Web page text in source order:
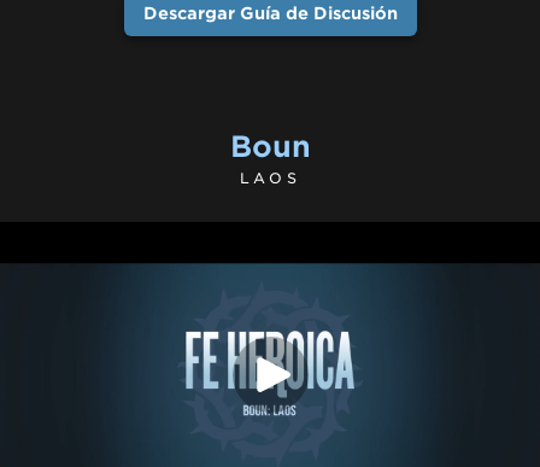
Descargar Guía de Discusión
Boun
LAOS